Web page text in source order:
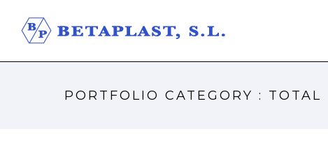
PORTFOLIO CATEGORY : TOTAL